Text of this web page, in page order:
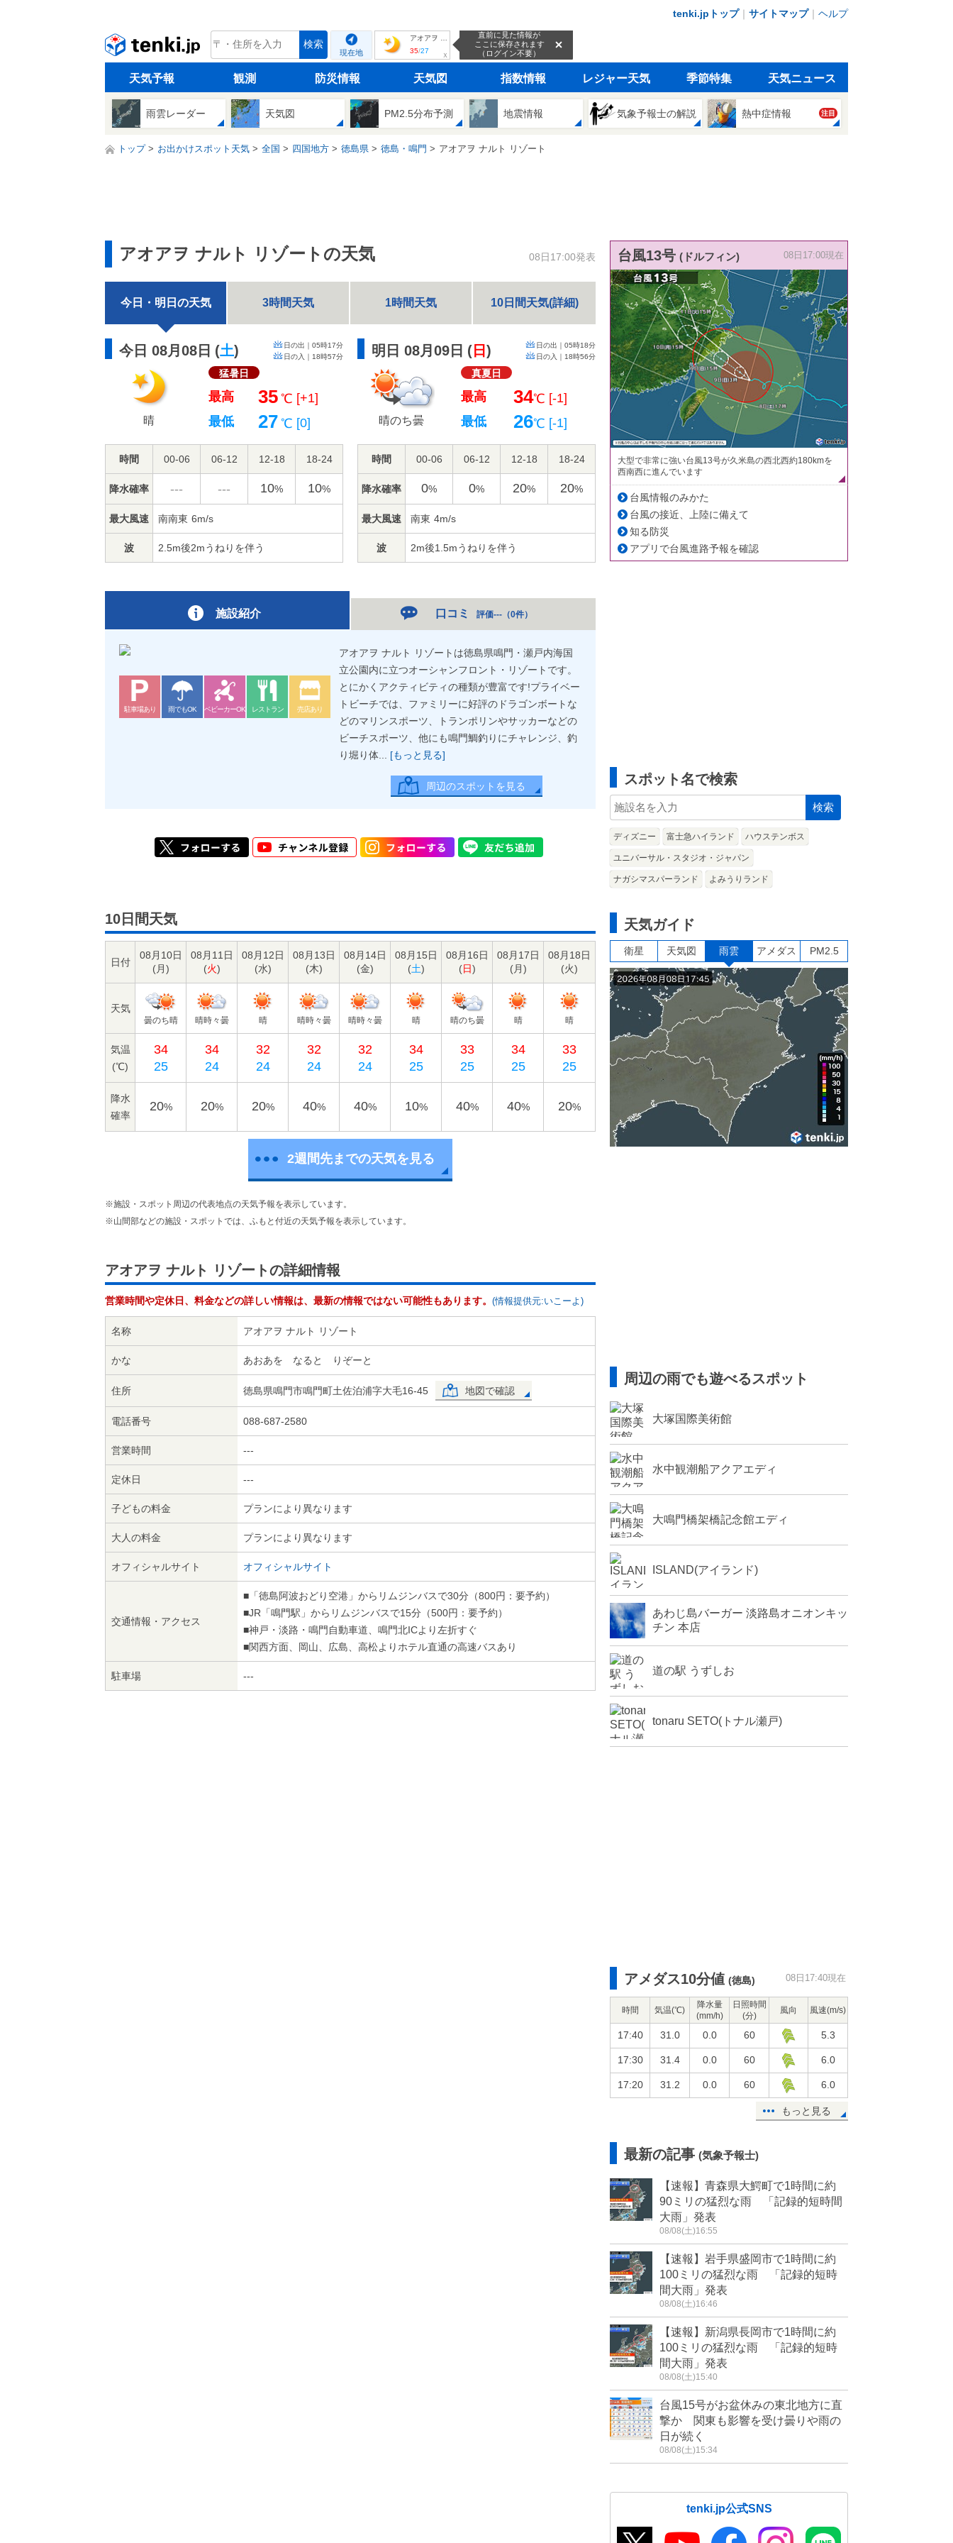
tenki.jpトップ｜ サイトマップ｜ ヘルプ
tenki.jp 検索
現在地
35/27 ｘ
直前に見た情報が
ここに保存されます
（ログイン不要）
天気予報 観測 防災情報 天気図 指数情報 レジャー天気 季節特集 天気ニュース
雨雲レーダー 天気図 PM2.5分布予測 地震情報 気象予報士の解説 熱中症情報 注目
トップ お出かけスポット天気 全国 四国地方 徳島県 徳島・鳴門 アオアヲ ナルト リゾート
アオアヲ ナルト リゾートの天気 08日17:00発表
今日・明日の天気 3時間天気 1時間天気 10日間天気(詳細)
今日 08月08日 (土) 日の出｜ 05時17分
日の入｜ 18時57分
晴
猛暑日
最高 35 ℃ [+1]
最低
27 ℃ [0]
時間 00-06 06-12 12-18 18-24
降水確率 --- --- 10% 10%
最大風速 南南東 6m/s
波 2.5m後2mうねりを伴う
明日 08月09日 ( 日 ) 日の出｜ 05時18分
日の入｜ 18時56分
晴のち曇
真夏日
最高 34℃ [-1]
最低
26℃ [-1]
時間 00-06 06-12 12-18 18-24
降水確率 0% 0% 20% 20%
最大風速 南東 4m/s
波 2m後1.5mうねりを伴う
施設紹介 口コミ 評価--- （0件）
駐車場あり 雨でもOK ベビーカーOK レストラン 売店あり
アオアヲ ナルト リゾートは徳島県鳴門・瀬戸内海国
立公園内に立つオーシャンフロント・リゾートです。
とにかくアクティビティの種類が豊富です!プライベー
トビーチでは、ファミリーに好評のドラゴンボートな
どのマリンスポーツ、トランポリンやサッカーなどの
ビーチスポーツ、他にも鳴門鯛釣りにチャレンジ、釣
り堀り体... [もっと見る]
周辺のスポットを見る
10日間天気
日付
08月10日
(月)
08月11日
(火)
08月12日
(水)
08月13日
(木)
08月14日
(金)
08月15日
(土)
08月16日
(日)
08月17日
(月)
08月18日
(火)
天気
曇のち晴 晴時々曇 晴 晴時々曇 晴時々曇 晴 晴のち曇 晴 晴
気温
(℃)
34
25
34
24
32
24
32
24
32
24
34
25
33
25
34
25
33
25
降水
確率
20% 20% 20% 40% 40% 10% 40% 40% 20%
2週間先までの天気を見る
※施設・スポット周辺の代表地点の天気予報を表示しています。
※山間部などの施設・スポットでは、ふもと付近の天気予報を表示しています。
アオアヲ ナルト リゾートの詳細情報
営業時間や定休日、料金などの詳しい情報は、最新の情報ではない可能性もあります。 (情報提供元:いこーよ)
名称 アオアヲ ナルト リゾート
かな あおあを なると りぞーと
住所 徳島県鳴門市鳴門町土佐泊浦字大毛16-45 地図で確認
電話番号 088-687-2580
営業時間 ---
定休日 ---
子どもの料金 プランにより異なります
大人の料金 プランにより異なります
オフィシャルサイト オフィシャルサイト
交通情報・アクセス
■「徳島阿波おどり空港」からリムジンバスで30分（800円：要予約）
■JR「鳴門駅」からリムジンバスで15分（500円：要予約）
■神戸・淡路・鳴門自動車道、鳴門北ICより左折すぐ
■関西方面、岡山、広島、高松よりホテル直通の高速バスあり
駐車場 ---
台風13号 (ドルフィン) 08日17:00現在
大型で非常に強い台風13号が久米島の西北西約180kmを
西南西に進んでいます
台風情報のみかた
台風の接近、上陸に備えて
知る防災
アプリで台風進路予報を確認
スポット名で検索
検索
ディズニー 富士急ハイランド ハウステンボス
ユニバーサル・スタジオ・ジャパン
ナガシマスパーランド よみうりランド
天気ガイド
衛星 天気図 雨雲 アメダス PM2.5
周辺の雨でも遊べるスポット
大塚国際美術館
水中観潮船アクアエディ
大鳴門橋架橋記念館エディ
ISLAND(アイランド)
あわじ島バーガー 淡路島オニオンキッ
チン 本店
道の駅 うずしお
tonaru SETO(トナル瀬戸)
アメダス10分値 (徳島) 08日17:40現在
時間 気温(℃)
降水量
(mm/h)
日照時間
(分)
風向 風速(m/s)
17:40 31.0 0.0 60 5.3
17:30 31.4 0.0 60 6.0
17:20 31.2 0.0 60 6.0
もっと見る
最新の記事 (気象予報士)
【速報】青森県大鰐町で1時間に約
90ミリの猛烈な雨 「記録的短時間
大雨」発表
08/08(土)16:55
【速報】岩手県盛岡市で1時間に約
100ミリの猛烈な雨 「記録的短時
間大雨」発表
08/08(土)16:46
【速報】新潟県長岡市で1時間に約
100ミリの猛烈な雨 「記録的短時
間大雨」発表
08/08(土)15:40
台風15号がお盆休みの東北地方に直
撃か 関東も影響を受け曇りや雨の
日が続く
08/08(土)15:34
tenki.jp公式SNS